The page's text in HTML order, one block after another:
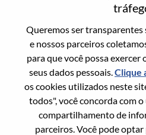
Queremos ser transparentes
e nossos parceiros
para que você possa
seus dados pessoais.Clique
os cookies utilizados neste
todos", você concorda com
compartilhamento de
parceiros. Você pode
Enter the email address
account, then click
Vamos enviar por email
redefinir sua senha.